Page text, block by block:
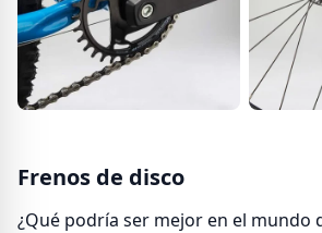
Frenos de disco
¿Qué podría ser mejor en el mundo